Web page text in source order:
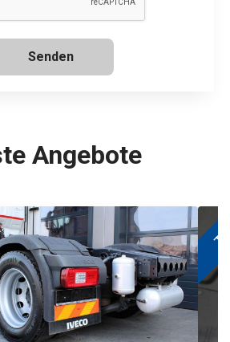
Senden
Angebote